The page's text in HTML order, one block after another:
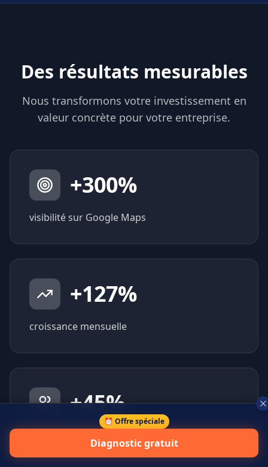
Des résultats mesurables
Nous transformons votre investissement en
valeur concrète pour votre entreprise.
+300%
visibilité sur Google Maps
+127%
croissance mensuelle
+45%
⏰ Offre spéciale
Diagnostic gratuit